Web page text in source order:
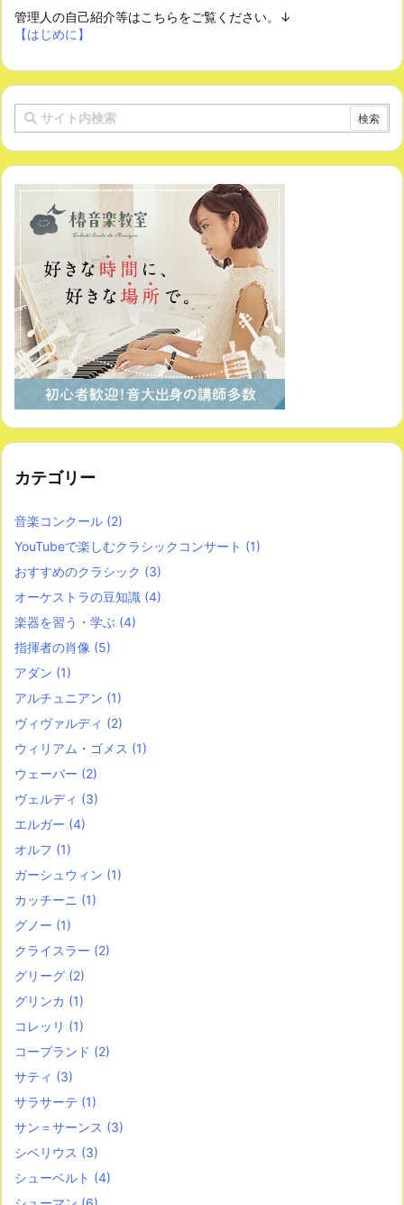
管理人の自己紹介等はこちらをご覧ください。↓
【はじめに】
カテゴリー
音楽コンクール (2)
YouTubeで楽しむクラシックコンサート (1)
おすすめのクラシック (3)
オーケストラの豆知識 (4)
楽器を習う・学ぶ (4)
指揮者の肖像 (5)
アダン (1)
アルチュニアン (1)
ヴィヴァルディ (2)
ウィリアム・ゴメス (1)
ウェーバー (2)
ヴェルディ (3)
エルガー (4)
オルフ (1)
ガーシュウィン (1)
カッチーニ (1)
グノー (1)
クライスラー (2)
グリーグ (2)
グリンカ (1)
コレッリ (1)
コープランド (2)
サティ (3)
サラサーテ (1)
サン＝サーンス (3)
シベリウス (3)
シューベルト (4)